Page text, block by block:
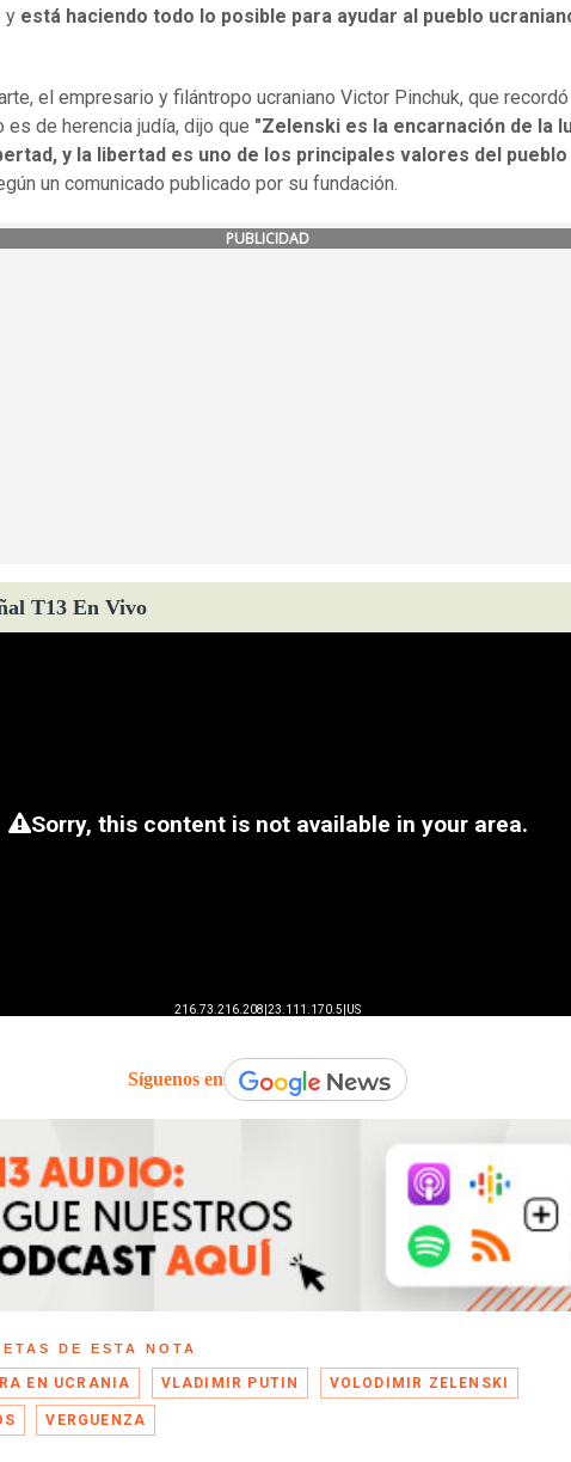
y está haciendo todo lo posible para ayudar al pueblo
el empresario y filántropo ucraniano Victor Pinchuk, que
es de herencia judía, dijo que "Zelenski es la encarnación de la
y la libertad es uno de los principales valores del pueblo
un comunicado publicado por su fundación.
PUBLICIDAD
T13 En Vivo
Síguenos en
DE ESTA NOTA
EN UCRANIA VLADIMIR PUTIN VOLODIMIR ZELENSKI
VERGUENZA